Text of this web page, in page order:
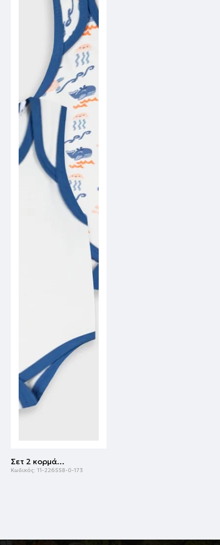
Σετ 2 κορμάκια | ΕΜΠΡΙΜΕ
Κωδικός: 11-226558-0-173